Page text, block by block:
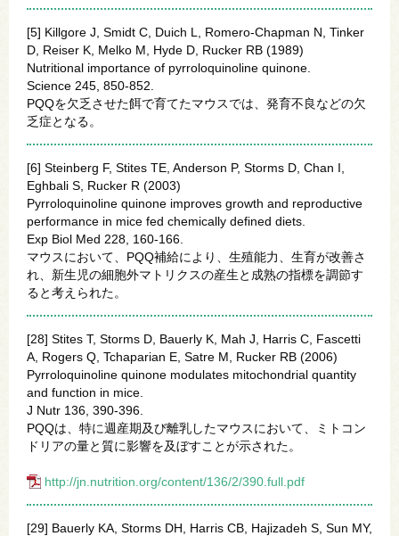
[5] Killgore J, Smidt C, Duich L, Romero-Chapman N, Tinker
D, Reiser K, Melko M, Hyde D, Rucker RB (1989)
Nutritional importance of pyrroloquinoline quinone.
Science 245, 850-852.
PQQを欠乏させた餌で育てたマウスでは、発育不良などの欠
乏症となる。
[6] Steinberg F, Stites TE, Anderson P, Storms D, Chan I,
Eghbali S, Rucker R (2003)
Pyrroloquinoline quinone improves growth and reproductive
performance in mice fed chemically defined diets.
Exp Biol Med 228, 160-166.
マウスにおいて、PQQ補給により、生殖能力、生育が改善さ
れ、新生児の細胞外マトリクスの産生と成熟の指標を調節す
ると考えられた。
[28] Stites T, Storms D, Bauerly K, Mah J, Harris C, Fascetti
A, Rogers Q, Tchaparian E, Satre M, Rucker RB (2006)
Pyrroloquinoline quinone modulates mitochondrial quantity
and function in mice.
J Nutr 136, 390-396.
PQQは、特に週産期及び離乳したマウスにおいて、ミトコン
ドリアの量と質に影響を及ぼすことが示された。
http://jn.nutrition.org/content/136/2/390.full.pdf
[29] Bauerly KA, Storms DH, Harris CB, Hajizadeh S, Sun MY,